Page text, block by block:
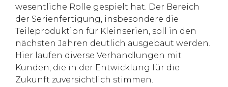
wesentliche Rolle gespielt hat. Der Bereich
der Serienfertigung, insbesondere die
Teileproduktion für Kleinserien, soll in den
nächsten Jahren deutlich ausgebaut werden.
Hier laufen diverse Verhandlungen mit
Kunden, die in der Entwicklung für die
Zukunft zuversichtlich stimmen.